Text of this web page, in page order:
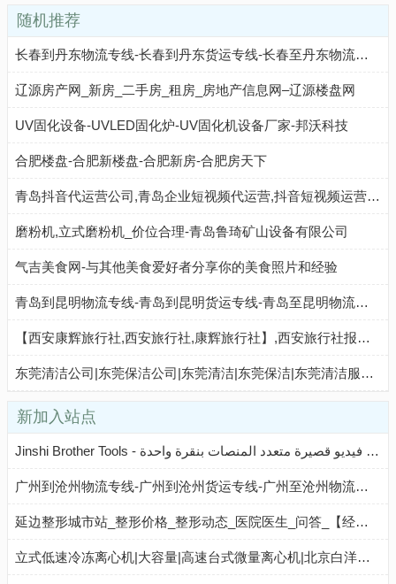
随机推荐
长春到丹东物流专线-长春到丹东货运专线-长春至丹东物流公司-就发物流网
辽源房产网_新房_二手房_租房_房地产信息网–辽源楼盘网
UV固化设备-UVLED固化炉-UV固化机设备厂家-邦沃科技
合肥楼盘-合肥新楼盘-合肥新房-合肥房天下
青岛抖音代运营公司,青岛企业短视频代运营,抖音短视频运营就找辅德网络-青岛辅德网络技术有限公司
磨粉机,立式磨粉机_价位合理-青岛鲁琦矿山设备有限公司
气吉美食网-与其他美食爱好者分享你的美食照片和经验
青岛到昆明物流专线-青岛到昆明货运专线-青岛至昆明物流公司-就发物流网
【西安康辉旅行社,西安旅行社,康辉旅行社】,西安旅行社报价,西安旅游团,西安旅游公司,陕西旅行社,西安康辉旅行社官网
东莞清洁公司|东莞保洁公司|东莞清洁|东莞保洁|东莞清洁服务|东莞保洁服务|壹壹集团
新加入站点
Jinshi Brother Tools - برنامج نشر/توزيع مقاطع فيديو قصيرة متعدد المنصات بنقرة واحدة
广州到沧州物流专线-广州到沧州货运专线-广州至沧州物流公司-就发物流网
延边整形城市站_整形价格_整形动态_医院医生_问答_【经典整形网】
立式低速冷冻离心机|大容量|高速台式微量离心机|北京白洋医疗器械有限公司